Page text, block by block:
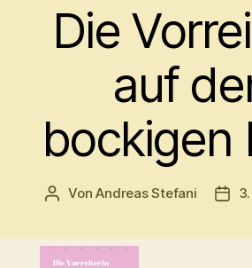
Die
auf
bockigen
Beitragsautor
VonAndreas Stefani